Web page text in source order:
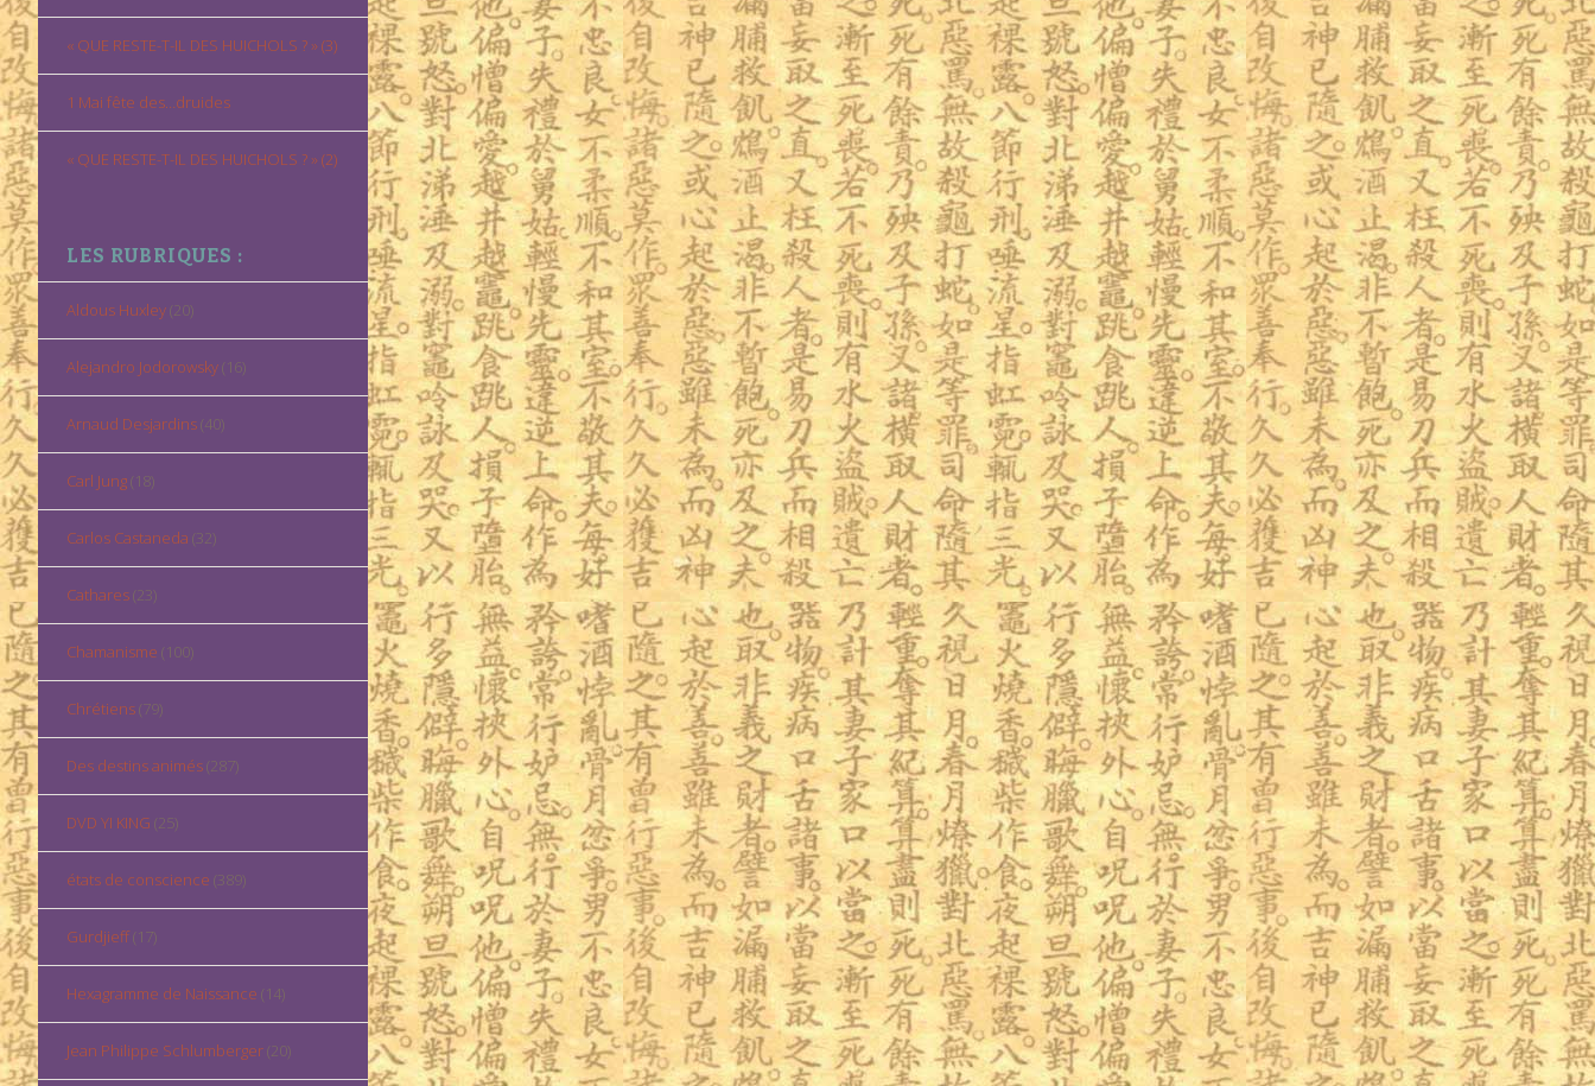
« QUE RESTE-T-IL DES HUICHOLS ? » (3)
1 Mai fête des…druides
« QUE RESTE-T-IL DES HUICHOLS ? » (2)
LES RUBRIQUES :
Aldous Huxley(20)
Alejandro Jodorowsky(16)
Arnaud Desjardins(40)
Carl Jung(18)
Carlos Castaneda (32)
Cathares(23)
Chamanisme (100)
Chrétiens(79)
Des destins animés(287)
DVD YI KING (25)
états de conscience (389)
Gurdjieff(17)
Hexagramme de Naissance (14)
Jean Philippe Schlumberger(20)